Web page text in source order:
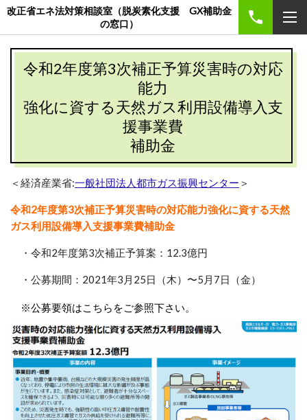
改正省エネ法対策相談室（脱炭素化支援 GX補助金
の窓口）
令和2年度第3次補正予算災害時の対応
能力
強化に資する天然ガス利用設備導入支
援事業費
補助金
＜経済産業省:一般社団法人都市ガス振興センター ＞
令和2年度第3次補正予算災害時の対応能力強化に資する天然
ガス利用設備導入支援事業費補助金
・令和2年度第3次補正予算案：12.3億円
・公募期間：2021年3月25日（木）〜5月7日（金）
※公募要領はこちらをご参照下さい。